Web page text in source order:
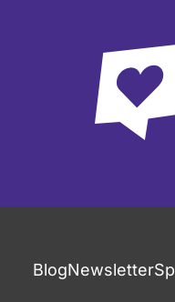
BlogNewsletter